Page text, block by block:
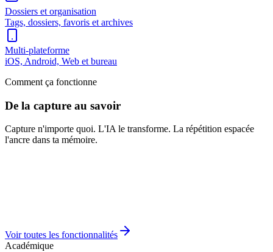
Dossiers et organisation
Tags, dossiers, favoris et archives
Multi-plateforme
iOS, Android, Web et bureau
Comment ça fonctionne
De la capture au savoir
Capture n'importe quoi. L'IA le transforme. La répétition espacée
l'ancre dans ta mémoire.
Voir toutes les fonctionnalités
Académique